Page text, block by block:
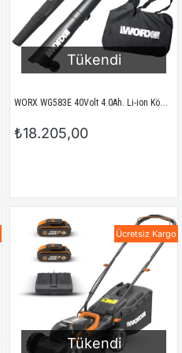
Tükendi
WORX WG583E 40Volt 4.0Ah. Li-ion Kömürsüz Profesyonel Yaprak Toplama ve Üfleme
₺18.205,00
Tükendi
Ücretsiz Kargo